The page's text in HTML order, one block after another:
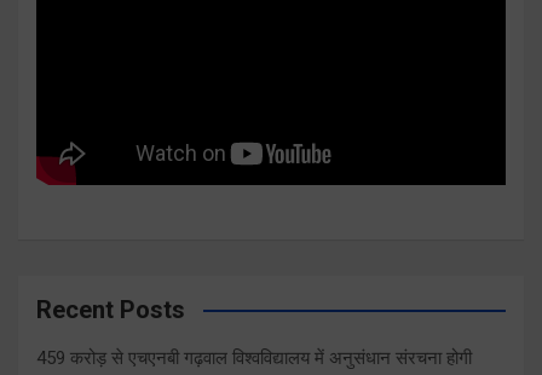
Recent Posts
459 करोड़ से एचएनबी गढ़वाल विश्वविद्यालय में अनुसंधान संरचना होगी